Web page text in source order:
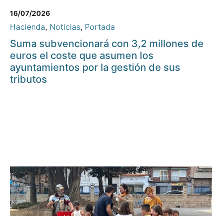
16/07/2026
Hacienda, Noticias, Portada
Suma subvencionará con 3,2 millones de
euros el coste que asumen los
ayuntamientos por la gestión de sus
tributos